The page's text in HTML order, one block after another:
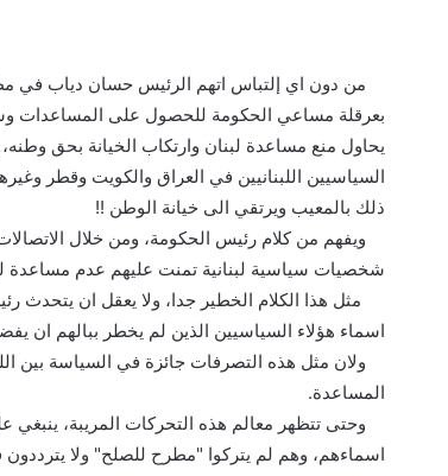
من دون اي إلتباس اتهم الرئيس حسان دياب في
بعرقلة مساعي الحكومة للحصول على المساعدات
يحاول منع مساعدة لبنان وارتكاب الخيانة بحق
السياسيين اللبنانيين في العراق والكويت وقطر
ذلك بالمعيب ويرتقي الى خيانة الوطن !!
ويفهم من كلام رئيس الحكومة، ومن خلال الاتصالات
شخصيات سياسية لبنانية تمنت عليهم عدم مساعدة
مثل هذا الكلام الخطير جدا، ولا يعقل ان يتحدث
اسماء هؤلاء السياسيين الذين لم يخطر ببالهم ان
ولان مثل هذه التصرفات جائزة في السياسة بين
المساعدة.
وحتى تتظهر معالم هذه التحركات المريبة،
اسماءهم، وهم لم يتركوا "مطرح للصلح" ولا